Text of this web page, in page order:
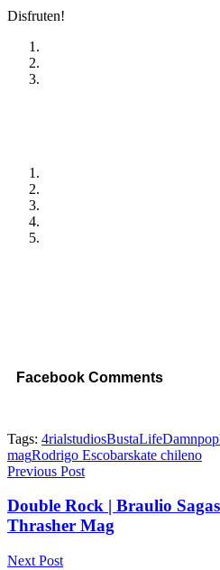
Disfruten!
Facebook Comments
Tags: 4rialstudiosBustaLifeDamnpop
magRodrigo Escobarskate chileno
Previous Post
Double Rock | Braulio
Thrasher Mag
Next Post